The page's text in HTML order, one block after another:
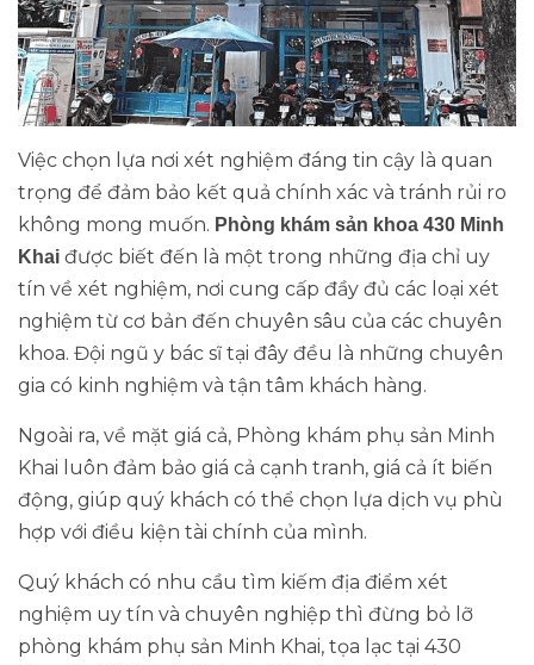
Việc chọn lựa nơi xét nghiệm đáng tin cậy là quan
trọng để đảm bảo kết quả chính xác và tránh rủi ro
không mong muốn. Phòng khám sản khoa 430 Minh
Khai được biết đến là một trong những địa chỉ uy
tín về xét nghiệm, nơi cung cấp đầy đủ các loại xét
nghiệm từ cơ bản đến chuyên sâu của các chuyên
khoa. Đội ngũ y bác sĩ tại đây đều là những chuyên
gia có kinh nghiệm và tận tâm khách hàng.
Ngoài ra, về mặt giá cả, Phòng khám phụ sản Minh
Khai luôn đảm bảo giá cả cạnh tranh, giá cả ít biến
động, giúp quý khách có thể chọn lựa dịch vụ phù
hợp với điều kiện tài chính của mình.
Quý khách có nhu cầu tìm kiếm địa điểm xét
nghiệm uy tín và chuyên nghiệp thì đừng bỏ lỡ
phòng khám phụ sản Minh Khai, tọa lạc tại 430